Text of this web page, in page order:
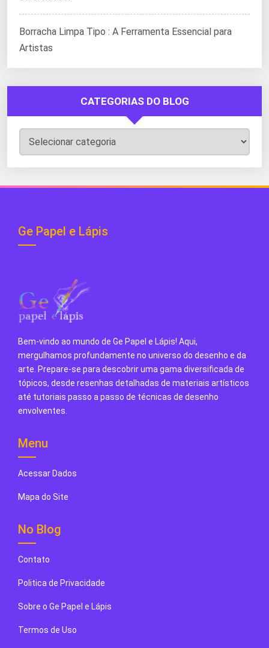
Borracha Limpa Tipo : A Ferramenta Essencial para
Artistas
CATEGORIAS DO BLOG
Categorias
do
Blog
Ge Papel e Lápis
Bem-vindo ao mundo de Ge Papel e Lápis! Aqui,
mergulhamos profundamente no universo do desenho e da
arte. Prepare-se para descobrir uma gama diversificada de
tópicos, desde resenhas detalhadas de materiais artísticos
até tutoriais passo a passo de técnicas de desenho
envolventes.
Menu
Acessar Dados
Mapa do Site
No Blog
Contato
Politica de Privacidade
Sobre o Ge Papel e Lápis
Termos de Uso